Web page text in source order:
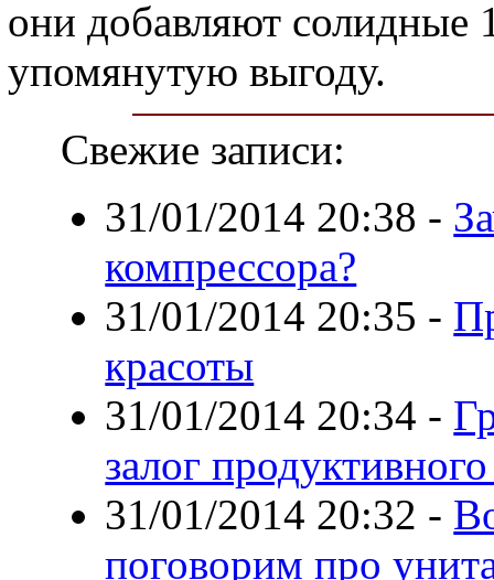
они добавляют солидные
упомянутую выгоду.
Свежие записи:
31/01/2014 20:38 -
компрессора?
31/01/2014 20:35 -
красоты
31/01/2014 20:34 -
залог продуктивного
31/01/2014 20:32 -
поговорим про